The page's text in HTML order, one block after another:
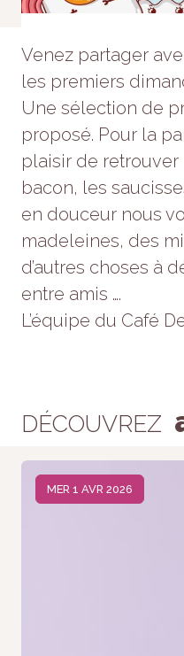
Venez partager
les premiers
Une sélection de
proposé. Pour la
plaisir de
bacon, les
en douceur nous
madeleines, des
d’autres choses à
entre amis ….
L’équipe du Café
DÉCOUVREZ
MER 1 AVR 2026